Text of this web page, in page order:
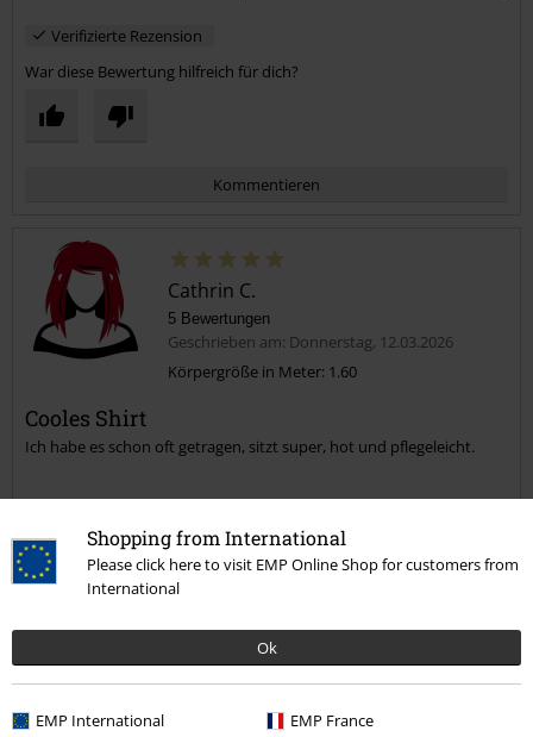
Shopping from International
Please click here to visit EMP Online Shop for customers from
International
Ok
EMP International EMP France
Verifizierte Rezension
War diese Bewertung hilfreich für dich?
Kommentieren
Kommentar jetzt abschicken!
Cathrin C.
5 Bewertungen
Geschrieben am: Donnerstag, 12.03.2026
Körpergröße in Meter: 1.60
Cooles Shirt
Ich habe es schon oft getragen, sitzt super, hot und pflegeleicht.
Qualität
Design
5
Passform
Weite